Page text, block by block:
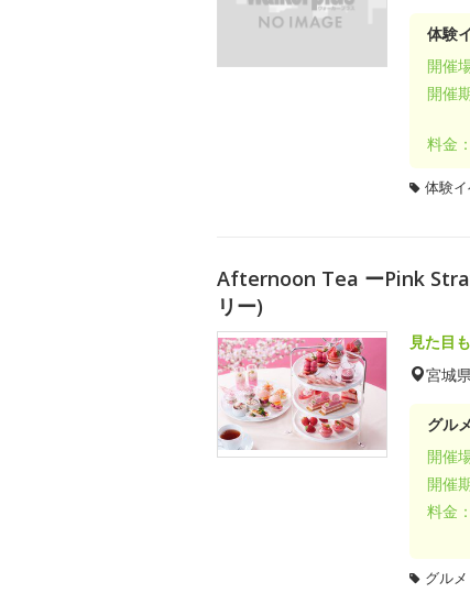
体験
開催
開催
料金：
体験
Afternoon Tea ーPink
リー)
見た目
宮城
グル
開催
開催
料金：
グル